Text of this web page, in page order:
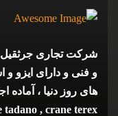
شرکت تجاری جرثقیل
و فنی و دارای ایزو و